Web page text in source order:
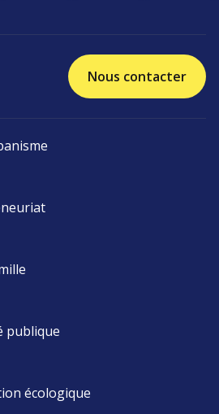
Nous contacter
publique
écologique